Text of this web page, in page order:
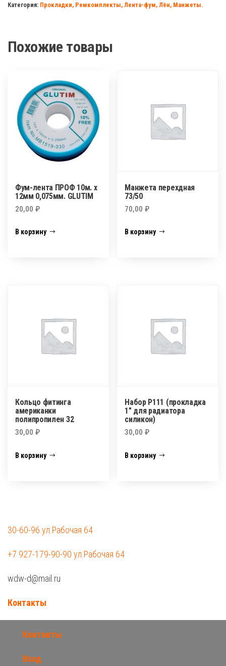
(прок.
в
Категория: Прокладки, Ремкомплекты, Лента-фум, Лён, Манжеты.
Похожие товары
Фум-лента ПРОФ 10м. х
12мм 0,075мм. GLUTIM
20,00 ₽
В корзину
Манжета перехдная
73/50
70,00₽
В корзину
Кольцо фитинга
американки
полипропилен 32
30,00 ₽
В корзину
Набор P111 (прокладка
1″ для радиатора
силикон)
30,00₽
В корзину
30-60-96 ул.Рабочая 64
+7 927-179-90-90 ул.Рабочая 64
wdw-d@mail.ru
Контакты
Контакты
Вход